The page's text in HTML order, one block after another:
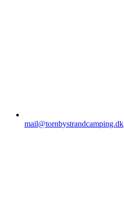
mail@tornbystrandcamping.dk